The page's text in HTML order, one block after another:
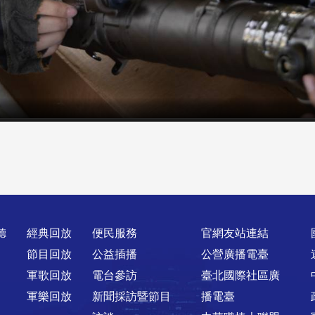
經典回放
節目回放
軍歌回放
軍樂回放
便民服務
公益插播
電台參訪
新聞採訪暨節目
官網友站連結
公營廣播電臺
臺北國際社區廣
播電臺